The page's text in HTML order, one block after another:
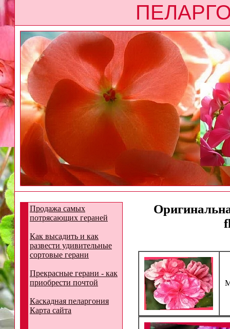
Продажа самых
потрясающих гераней
Как высадить и как
развести удивительные
сортовые герани
Прекрасные герани - как
приобрести почтой
Каскадная пеларгония
Карта сайта